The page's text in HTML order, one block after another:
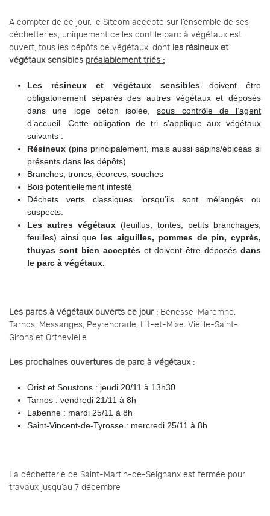
A compter de ce jour, le Sitcom accepte sur l’ensemble de ses
déchetteries, uniquement celles dont le parc à végétaux est
ouvert, tous les dépôts de végétaux, dont les résineux et
végétaux sensibles préalablement triés :
Les résineux et végétaux sensiblesdoivent être
obligatoirement séparés des autres végétaux et déposés
dans une loge béton isolée,sous contrôle de l’agent
d’accueil . Cette obligation de tri s’applique aux végétaux
suivants :
Résineux (pins principalement, mais aussi sapins/épicéas si
présents dans les dépôts)
Branches, troncs, écorces, souches
Bois potentiellement infesté
Déchets verts classiques lorsqu’ils sont mélangés ou
suspects.
Les autres végétaux (feuillus, tontes, petits branchages,
feuilles) ainsi que les aiguilles, pommes de pin, cyprès,
thuyas sont bien acceptés et doivent être déposés dans
le parc à végétaux.
Les parcs à végétaux ouverts ce jour: Bénesse-Maremne,
Tarnos, Messanges, Peyrehorade, Lit-et-Mixe. Vieille-Saint-
Girons et Orthevielle
Les prochaines ouvertures de parc à végétaux:
Orist et Soustons : jeudi 20/11 à 13h30
Tarnos : vendredi 21/11 à 8h
Labenne : mardi 25/11 à 8h
Saint-Vincent-de-Tyrosse : mercredi 25/11 à 8h
La déchetterie de Saint-Martin-de-Seignanx est fermée pour
travaux jusqu’au 7 décembre